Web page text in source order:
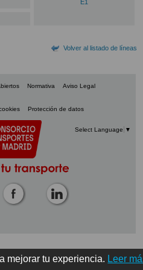
mejorar tu experiencia. Leer
E1
Volver al listado de líneas
Normativa Aviso Legal
Protección de datos
Select Language ▼